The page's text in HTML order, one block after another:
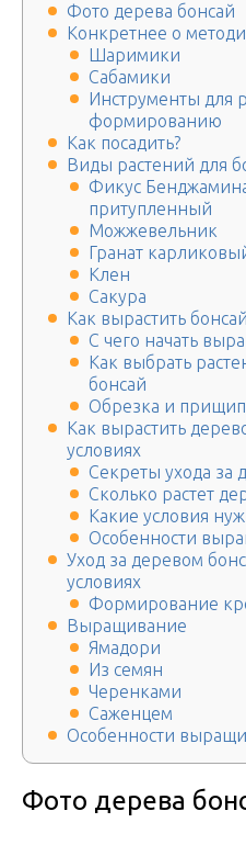
Фото дерева бонсай
Конкретнее о
Шаримики
Сабамики
Инструменты для
формированию
Как посадить?
Виды растений для
Фикус
притупленный
Можжевельник
Гранат
Клен
Сакура
Как вырастить
С чего начать
Как выбрать
бонсай
Обрезка и
Как вырастить
условиях
Секреты ухода за
Сколько растет
Какие условия
Особенности
Уход за деревом
условиях
Формирование
Выращивание
Ямадори
Из семян
Черенками
Саженцем
Особенности
Фото дерева